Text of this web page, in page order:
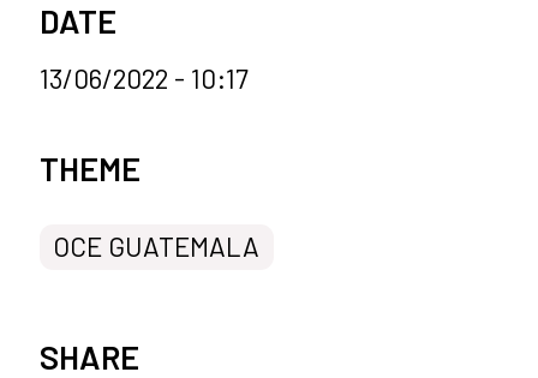
DATE
13/06/2022 - 10:17
News categories
THEME
OCE GUATEMALA
SHARE